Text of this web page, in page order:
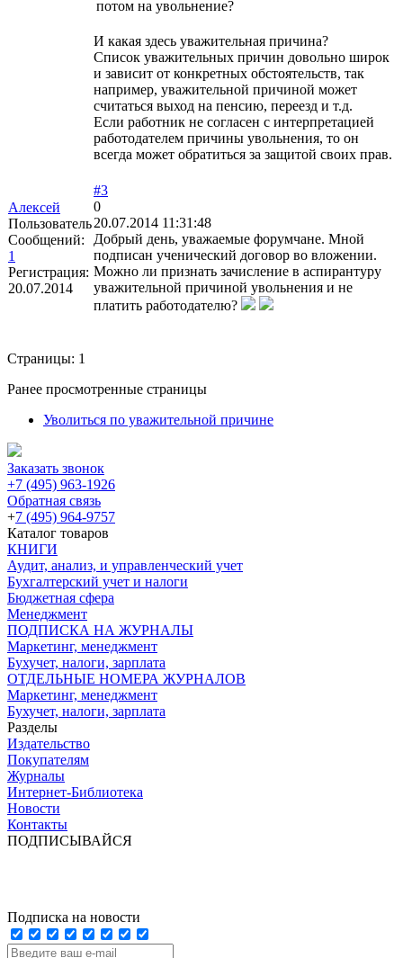
потом на увольнение?
И какая здесь уважительная причина?
Список уважительных причин довольно широк
и зависит от конкретных обстоятельств, так
например, уважительной причиной может
считаться выход на пенсию, переезд и т.д.
Если работник не согласен с интерпретацией
работодателем причины увольнения, то он
всегда может обратиться за защитой своих прав.
Алексей
Пользователь
Сообщений:
1
Регистрация:
20.07.2014
#3
0
20.07.2014 11:31:48
Добрый день, уважаемые форумчане. Мной
подписан ученический договор во вложении.
Можно ли признать зачисление в аспирантуру
уважительной причиной увольнения и не
платить работодателю?
Страницы: 1
Ранее просмотренные страницы
Уволиться по уважительной причине
Заказать звонок
+7 (495) 963-1926
Обратная связь
+7 (495) 964-9757
Каталог товаров
КНИГИ
Аудит, анализ, и управленческий учет
Бухгалтерский учет и налоги
Бюджетная сфера
Менеджмент
ПОДПИСКА НА ЖУРНАЛЫ
Маркетинг, менеджмент
Бухучет, налоги, зарплата
ОТДЕЛЬНЫЕ НОМЕРА ЖУРНАЛОВ
Маркетинг, менеджмент
Бухучет, налоги, зарплата
Разделы
Издательство
Покупателям
Журналы
Интернет-Библиотека
Новости
Контакты
ПОДПИСЫВАЙСЯ
Подписка на новости